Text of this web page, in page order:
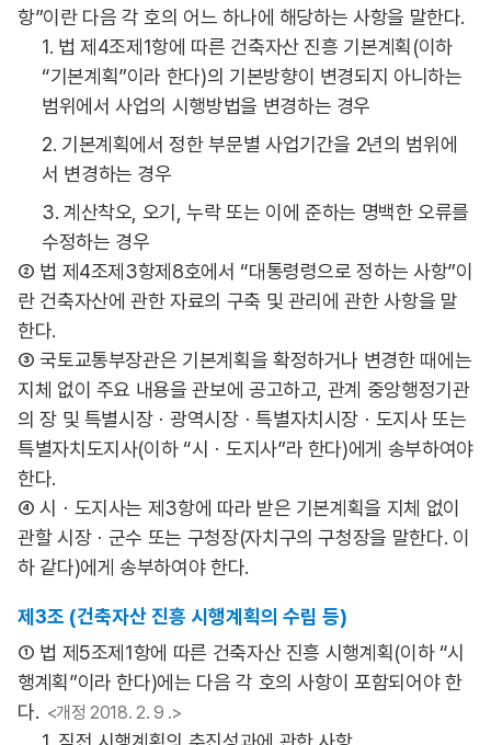
항”이란 다음 각 호의 어느 하나에 해당하는 사항을 말한다.
1. 법 제4조제1항에 따른 건축자산 진흥 기본계획(이하
“기본계획”이라 한다)의 기본방향이 변경되지 아니하는
범위에서 사업의 시행방법을 변경하는 경우
2. 기본계획에서 정한 부문별 사업기간을 2년의 범위에
서 변경하는 경우
3. 계산착오, 오기, 누락 또는 이에 준하는 명백한 오류를
수정하는 경우
② 법 제4조제3항제8호에서 “대통령령으로 정하는 사항”이
란 건축자산에 관한 자료의 구축 및 관리에 관한 사항을 말
한다.
③ 국토교통부장관은 기본계획을 확정하거나 변경한 때에는
지체 없이 주요 내용을 관보에 공고하고, 관계 중앙행정기관
의 장 및 특별시장ㆍ광역시장ㆍ특별자치시장ㆍ도지사 또는
특별자치도지사(이하 “시ㆍ도지사”라 한다)에게 송부하여야
한다.
④ 시ㆍ도지사는 제3항에 따라 받은 기본계획을 지체 없이
관할 시장ㆍ군수 또는 구청장(자치구의 구청장을 말한다. 이
하 같다)에게 송부하여야 한다.
제3조 (건축자산 진흥 시행계획의 수립 등)
① 법 제5조제1항에 따른 건축자산 진흥 시행계획(이하 “시
행계획”이라 한다)에는 다음 각 호의 사항이 포함되어야 한
다. <개정 2018. 2. 9 .>